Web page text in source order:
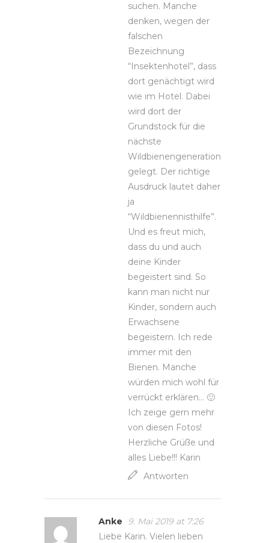
suchen. Manche
denken, wegen der
falschen
Bezeichnung
“Insektenhotel”, dass
dort genächtigt wird
wie im Hotel. Dabei
wird dort der
Grundstock für die
nächste
Wildbienengeneration
gelegt. Der richtige
Ausdruck lautet daher
ja
“Wildbienennisthilfe”.
Und es freut mich,
dass du und auch
deine Kinder
begeistert sind. So
kann man nicht nur
Kinder, sondern auch
Erwachsene
begeistern. Ich rede
immer mit den
Bienen. Manche
würden mich wohl für
verrückt erklären… 🙂
Ich zeige gern mehr
von diesen Fotos!
Herzliche Grüße und
alles Liebe!!! Karin
Antworten
Anke
9. Mai 2019 at 7:26
Liebe Karin. Vielen lieben